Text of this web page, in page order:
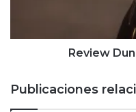
Review
Publicaciones